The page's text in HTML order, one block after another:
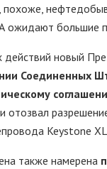
похоже,
ожидают большие
действий новый
Соединенных
отозвал
Keystone
также намерена